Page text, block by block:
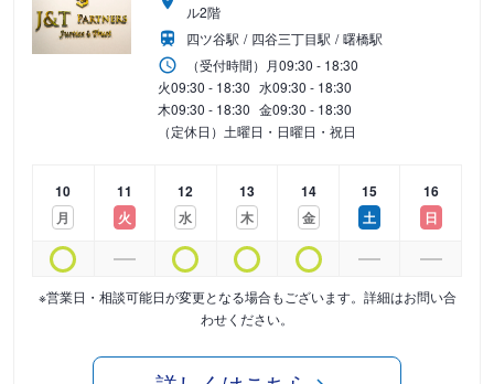
ル2階
四ツ谷駅
四谷三丁目駅
曙橋駅
（受付時間） 月09:30 - 18:30
火09:30 - 18:30 水09:30 - 18:30
木09:30 - 18:30 金09:30 - 18:30
（定休日）土曜日・日曜日・祝日
10
月
11
火
12
水
13
木
14
金
15
土
16
日
※営業日・相談可能日が変更となる場合もございます。詳細はお問い合
わせください。